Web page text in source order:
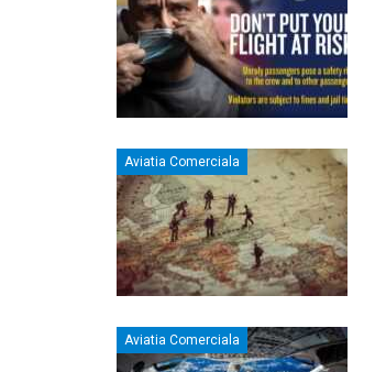
Aviatia Comerciala
Aviatia Comerciala